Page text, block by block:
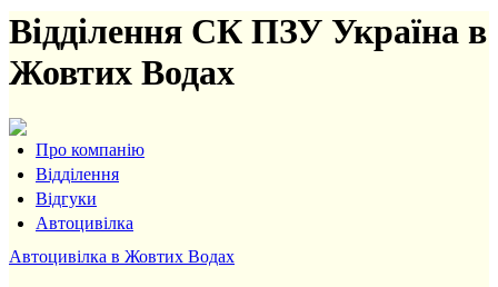
Відділення СК ПЗУ Україна в
Жовтих Водах
Про компанію
Відділення
Відгуки
Автоцивілка
Автоцивілка в Жовтих Водах